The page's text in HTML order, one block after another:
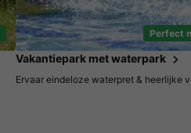
Perfect
Vakantiepark met waterpark
Ervaar eindeloze waterpret & heerlijke